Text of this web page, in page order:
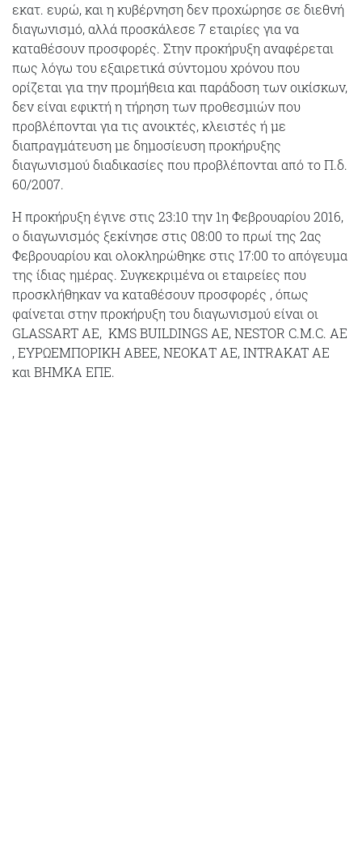
εκατ. ευρώ, και η κυβέρνηση δεν προχώρησε σε διεθνή
διαγωνισμό, αλλά προσκάλεσε 7 εταιρίες για να
καταθέσουν προσφορές. Στην προκήρυξη αναφέρεται
πως λόγω του εξαιρετικά σύντομου χρόνου που
ορίζεται για την προμήθεια και παράδοση των οικίσκων,
δεν είναι εφικτή η τήρηση των προθεσμιών που
προβλέπονται για τις ανοικτές, κλειστές ή με
διαπραγμάτευση με δημοσίευση προκήρυξης
διαγωνισμού διαδικασίες που προβλέπονται από το Π.δ.
60/2007.
Η προκήρυξη έγινε στις 23:10 την 1η Φεβρουαρίου 2016,
ο διαγωνισμός ξεκίνησε στις 08:00 το πρωί της 2ας
Φεβρουαρίου και ολοκληρώθηκε στις 17:00 το απόγευμα
της ίδιας ημέρας. Συγκεκριμένα οι εταιρείες που
προσκλήθηκαν να καταθέσουν προσφορές , όπως
φαίνεται στην προκήρυξη του διαγωνισμού είναι οι
GLASSART AE, KMS BUILDINGS ΑΕ, NESTOR C.M.C. ΑΕ
, ΕΥΡΩΕΜΠΟΡΙΚΗ ΑΒΕΕ, ΝΕΟΚΑΤ ΑΕ, INTRAKAT ΑΕ
και ΒΗΜΚΑ ΕΠΕ.